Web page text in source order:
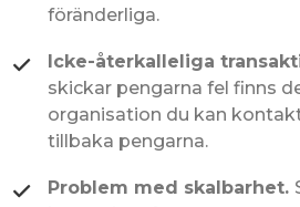
föränderliga.
Icke-återkalleliga
skickar pengarna fel finns
organisation du kan
tillbaka pengarna.
Problem med skalbarhet.